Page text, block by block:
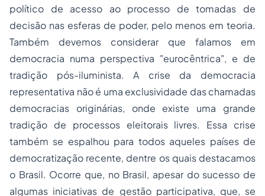
político de acesso ao processo de tomadas de
decisão nas esferas de poder, pelo menos em teoria.
Também devemos considerar que falamos em
democracia numa perspectiva "eurocêntrica", e de
tradição pós-iluminista. A crise da democracia
representativa não é uma exclusividade das chamadas
democracias originárias, onde existe uma grande
tradição de processos eleitorais livres. Essa crise
também se espalhou para todos aqueles países de
democratização recente, dentre os quais destacamos
o Brasil. Ocorre que, no Brasil, apesar do sucesso de
algumas iniciativas de gestão participativa, que, se